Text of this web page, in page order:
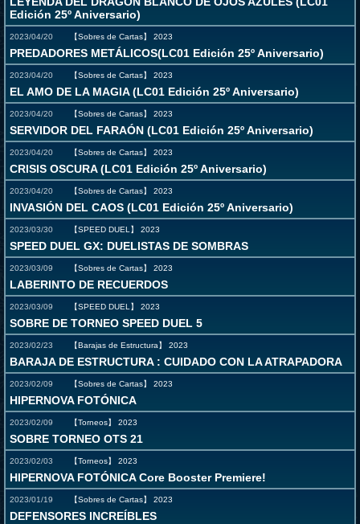
Edición 25º Aniversario)
2023/04/20 【Sobres de Cartas】 2023
PREDADORES METÁLICOS(LC01 Edición 25º Aniversario)
2023/04/20 【Sobres de Cartas】 2023
EL AMO DE LA MAGIA (LC01 Edición 25º Aniversario)
2023/04/20 【Sobres de Cartas】 2023
SERVIDOR DEL FARAÓN (LC01 Edición 25º Aniversario)
2023/04/20 【Sobres de Cartas】 2023
CRISIS OSCURA (LC01 Edición 25º Aniversario)
2023/04/20 【Sobres de Cartas】 2023
INVASIÓN DEL CAOS (LC01 Edición 25º Aniversario)
2023/03/30 【SPEED DUEL】 2023
SPEED DUEL GX: DUELISTAS DE SOMBRAS
2023/03/09 【Sobres de Cartas】 2023
LABERINTO DE RECUERDOS
2023/03/09 【SPEED DUEL】 2023
SOBRE DE TORNEO SPEED DUEL 5
2023/02/23 【Barajas de Estructura】 2023
BARAJA DE ESTRUCTURA : CUIDADO CON LA ATRAPADORA
2023/02/09 【Sobres de Cartas】 2023
HIPERNOVA FOTÓNICA
2023/02/09 【Torneos】 2023
SOBRE TORNEO OTS 21
2023/02/03 【Torneos】 2023
HIPERNOVA FOTÓNICA Core Booster Premiere!
2023/01/19 【Sobres de Cartas】 2023
DEFENSORES INCREÍBLES